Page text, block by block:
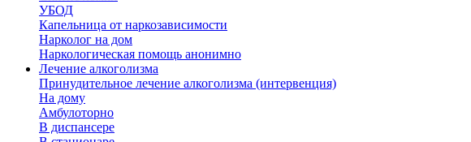
УБОД
Капельница от наркозависимости
Нарколог на дом
Наркологическая помощь анонимно
Лечение алкоголизма
Принудительное лечение алкоголизма (интервенция)
На дому
Амбулоторно
В диспансере